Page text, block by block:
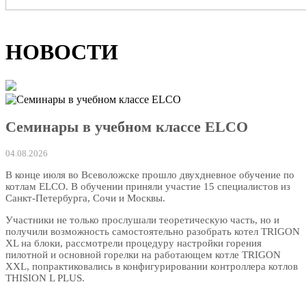
НОВОСТИ
Семинары в учебном классе ELCO
04.08.2026
В конце июля во Всеволожске прошло двухдневное обучение по
котлам ELCO. В обучении приняли участие 15 специалистов из
Санкт-Петербурга, Сочи и Москвы.
Участники не только прослушали теоретическую часть, но и
получили возможность самостоятельно разобрать котел TRIGON
XL на блоки, рассмотрели процедуру настройки горения
пилотной и основной горелки на работающем котле TRIGON
XXL, попрактиковались в конфигурировании контроллера котлов
THISION L PLUS.